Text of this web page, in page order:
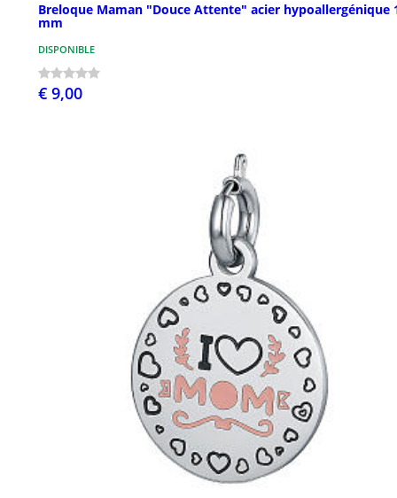
Breloque Maman "Douce Attente" acier hypoallergénique
mm
DISPONIBLE
€ 9,00